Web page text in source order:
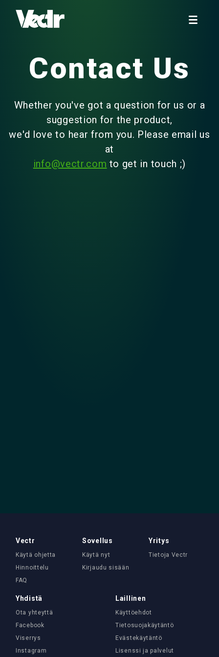
Contact Us
Whether you've got a question for us or a
suggestion for the product,
we'd love to hear from you. Please email us
at
info@vectr.com to get in touch ;)
Vectr
Käytä ohjetta
Hinnoittelu
FAQ
Sovellus
Käytä nyt
Kirjaudu sisään
Yritys
Tietoja Vectr
Yhdistä
Ota yhteyttä
Facebook
Viserrys
Instagram
Laillinen
Käyttöehdot
Tietosuojakäytäntö
Evästekäytäntö
Lisenssi ja palvelut